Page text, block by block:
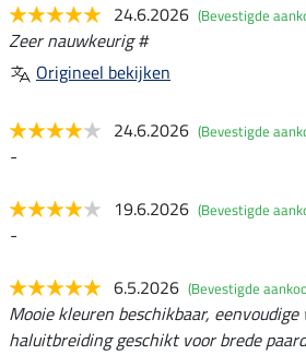
24.6.2026 (Bevestigde
Zeer nauwkeurig #
Origineel bekijken
24.6.2026 (Bevestigde
-
19.6.2026 (Bevestigde
-
6.5.2026 (Bevestigde
Mooie kleuren beschikbaar,
haluitbreiding geschikt voor brede